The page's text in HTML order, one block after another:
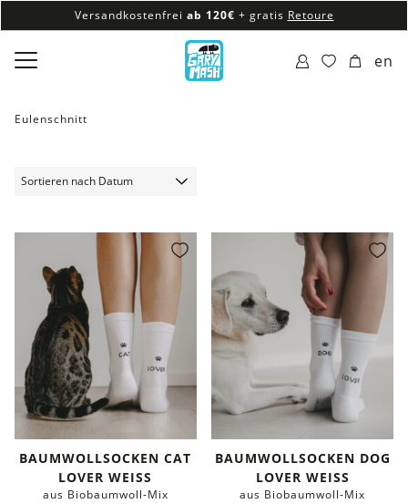
Versandkostenfrei ab 120€ + gratis Retoure
100% veganes & fair produziertes Sortiment
Versandkostenfrei ab 120€
en
Eulenschnitt
BAUMWOLLSOCKEN CAT
LOVER WEISS
aus Biobaumwoll-Mix
BAUMWOLLSOCKEN DOG
LOVER WEISS
aus Biobaumwoll-Mix